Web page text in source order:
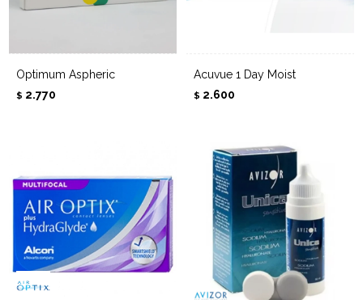
Optimum Aspheric
$ 2.770
Acuvue 1 Day Moist
$ 2.600